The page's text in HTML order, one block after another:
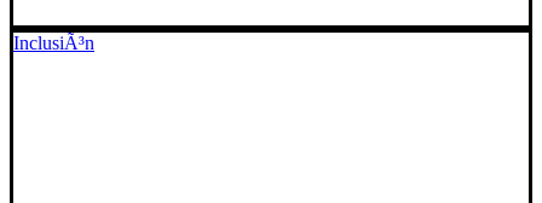
InclusiÃ³n